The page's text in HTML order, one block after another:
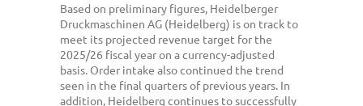
Based on preliminary figures, Heidelberger
Druckmaschinen AG (Heidelberg) is on track to
meet its projected revenue target for the
2025/26 fiscal year on a currency-adjusted
basis. Order intake also continued the trend
seen in the final quarters of previous years. In
addition, Heidelberg continues to successfully